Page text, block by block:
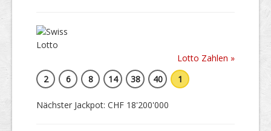
Lotto Zahlen »
2
6 8 14 38 40 1
Nächster Jackpot: CHF 18'200'000